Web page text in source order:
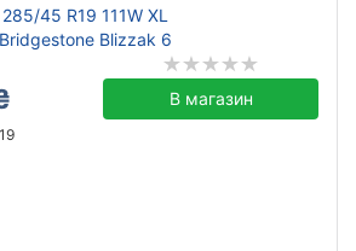
285/45 R19 111W XL
Bridgestone Blizzak 6
В магазин